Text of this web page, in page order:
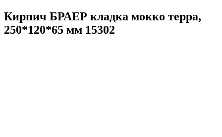
Кирпич БРАЕР кладка мокко терра,
250*120*65 мм 15302